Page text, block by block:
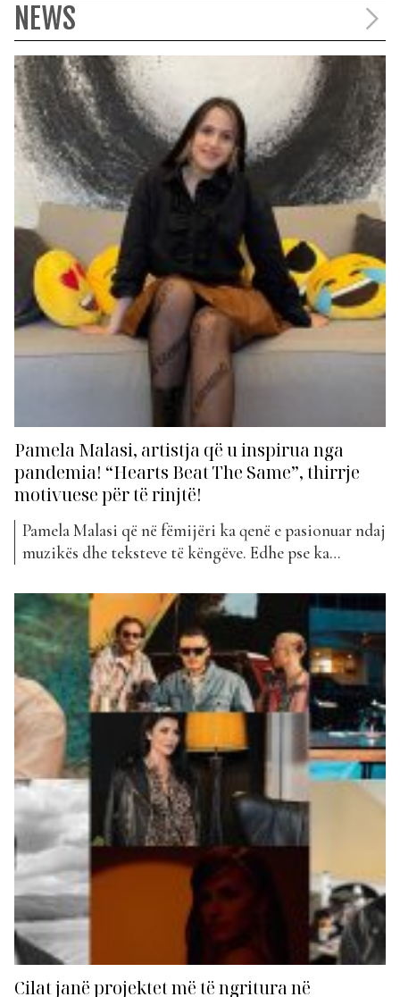
NEWS
Pamela Malasi, artistja që u inspirua nga
pandemia! “Hearts Beat The Same”, thirrje
motivuese për të rinjtë!
Pamela Malasi që në fëmijëri ka qenë e pasionuar ndaj
muzikës dhe teksteve të këngëve. Edhe pse ka
cilin duket se do e vazhdojë gjatë. “Hearts beat the
same” është kënga e parë e publikuar prej saj, të cilën
e ka...
Cilat janë projektet më të ngritura në